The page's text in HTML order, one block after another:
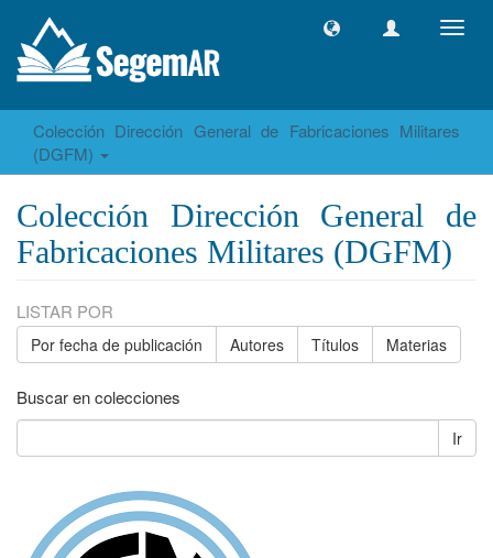
Colección Dirección General de Fabricaciones Militares
(DGFM)
Colección Dirección General de
Fabricaciones Militares (DGFM)
LISTAR POR
Por fecha de publicación Autores Títulos Materias
Buscar en colecciones
Ir